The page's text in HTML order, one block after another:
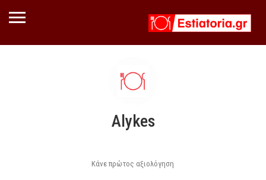
Alykes
Κάνε πρώτος αξιολόγηση